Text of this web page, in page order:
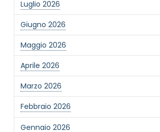
Luglio 2026
Giugno 2026
Maggio 2026
Aprile 2026
Marzo 2026
Febbraio 2026
Gennaio 2026